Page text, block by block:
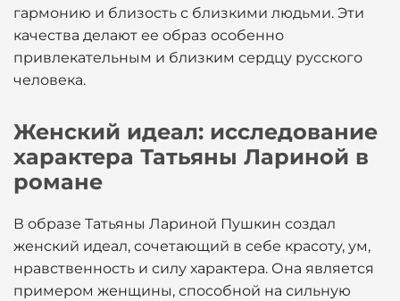
гармонию и близость с близкими людьми. Эти
качества делают ее образ особенно
привлекательным и близким сердцу русского
человека.
Женский идеал: исследование
характера Татьяны Лариной в
романе
В образе Татьяны Лариной Пушкин создал
женский идеал, сочетающий в себе красоту, ум,
нравственность и силу характера. Она является
примером женщины, способной на сильную